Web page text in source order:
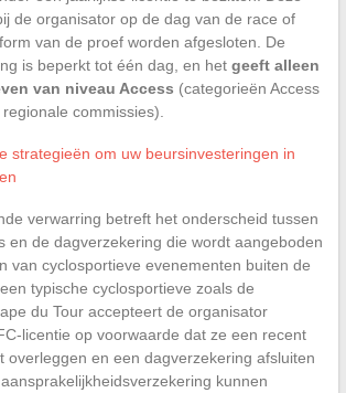
de organisator op de dag van de race of
van de proef worden afgesloten. De
is beperkt tot één dag, en het geeft alleen
van niveau Access (categorieën Access
commissies).
strategieën om uw beursinvesteringen in
verwarring betreft het onderscheid tussen
en de dagverzekering die wordt aangeboden
van cyclosportieve evenementen buiten de
typische cyclosportieve zoals de
du Tour accepteert de organisator
licentie op voorwaarde dat ze een recent
overleggen en een dagverzekering afsluiten
kunnen